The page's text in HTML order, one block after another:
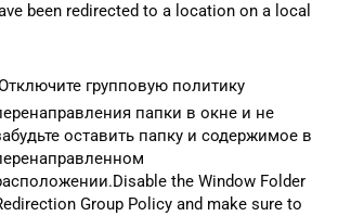
been redirected to a location on a local
групповую политику
папки в окне и не
оставить папку и содержимое в
the Window Folder
Group Policy and make sure to